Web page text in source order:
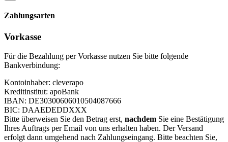
Zahlungsarten
Vorkasse
Für die Bezahlung per Vorkasse nutzen Sie bitte folgende
Bankverbindung:
Kontoinhaber: cleverapo
Kreditinstitut: apoBank
IBAN: DE30300606010504087666
BIC: DAAEDEDDXXX
Bitte überweisen Sie den Betrag erst, nachdem Sie eine Bestätigung
Ihres Auftrags per Email von uns erhalten haben. Der Versand
erfolgt dann umgehend nach Zahlungseingang. Bitte beachten Sie,